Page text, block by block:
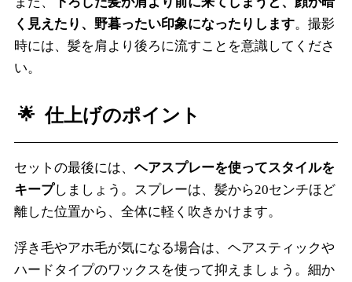
く見えたり、野暮ったい印象になったりします。撮影
時には、髪を肩より後ろに流すことを意識してくださ
い。
仕上げのポイント
セットの最後には、 ヘアスプレーを使ってスタイルを
キープしましょう。スプレーは、髪から20センチほど
離した位置から、全体に軽く吹きかけます。
浮き毛やアホ毛が気になる場合は、ヘアスティックや
ハードタイプのワックスを使って抑えましょう。細か